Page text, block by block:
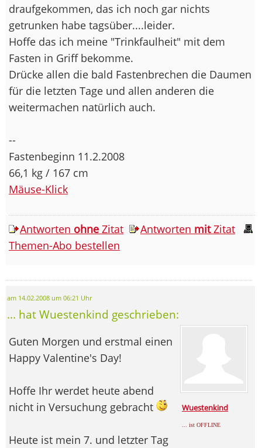
draufgekommen, das ich noch gar nichts
getrunken habe tagsüber....leider.
Hoffe das ich meine "Trinkfaulheit" mit dem
Fasten in Griff bekomme.
Drücke allen die bald Fastenbrechen die Daumen
für die letzten Tage und allen anderen die
weitermachen natürlich auch.
--
Fastenbeginn 11.2.2008
66,1 kg / 167 cm
Mäuse-Klick
Antworten ohne Zitat Antworten mitZitat
Themen-Abo bestellen
am 14.02.2008 um 06:21 Uhr
... hat Wuestenkind geschrieben:
Wuestenkind
... ist OFFLINE
Guten Morgen und erstmal einen
Happy Valentine's Day!
Hoffe Ihr werdet heute abend
nicht in Versuchung gebracht
Heute ist mein 7. und letzter Tag